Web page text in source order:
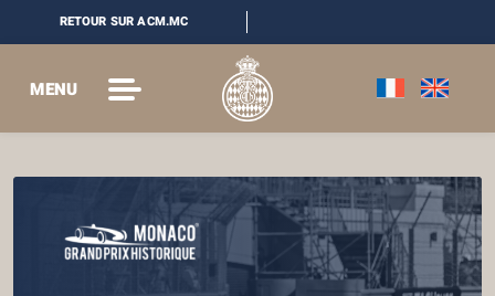
RETOUR SUR ACM.MC
MENU